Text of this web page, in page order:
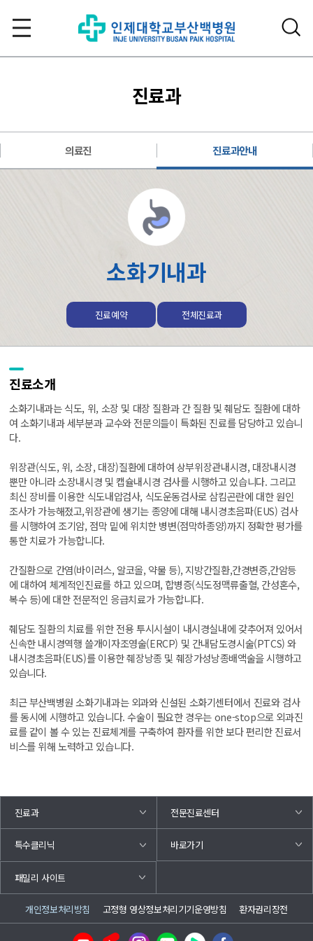
진료과
의료진 진료과안내
소화기내과
진료예약 전체진료과
진료소개
소화기내과는 식도, 위, 소장 및 대장 질환과 간 질환 및 췌담도 질환에 대하
여 소화기내과 세부분과 교수와 전문의들이 특화된 진료를 담당하고 있습니
다.
위장관(식도, 위, 소장, 대장)질환에 대하여 상부위장관내시경, 대장내시경
뿐만 아니라 소장내시경 및 캡슐내시경 검사를 시행하고 있습니다. 그리고
최신 장비를 이용한 식도내압검사, 식도운동검사로 삼킴곤란에 대한 원인
조사가 가능해졌고,위장관에 생기는 종양에 대해 내시경초음파(EUS) 검사
를 시행하여 조기암, 점막 밑에 위치한 병변(점막하종양)까지 정확한 평가를
통한 치료가 가능합니다.
간질환으로 간염(바이러스, 알코올, 약물 등), 지방간질환,간경변증,간암등
에 대하여 체계적인진료를 하고 있으며, 합병증(식도정맥류출혈, 간성혼수,
복수 등)에 대한 전문적인 응급치료가 가능합니다.
췌담도 질환의 치료를 위한 전용 투시시설이 내시경실내에 갖추어져 있어서
신속한 내시경역행 쓸개이자조영술(ERCP) 및 간내담도경시술(PTCS) 와
내시경초음파(EUS)를 이용한 췌장낭종 및 췌장가성낭종배액술을 시행하고
있습니다.
최근 부산백병원 소화기내과는 외과와 신설된 소화기센터에서 진료와 검사
를 동시에 시행하고 있습니다. 수술이 필요한 경우는 one-stop으로 외과진
료를 같이 볼 수 있는 진료체계를 구축하여 환자를 위한 보다 편리한 진료서
비스를 위해 노력하고 있습니다.
진료과 전문진료센터
특수클리닉 바로가기
패밀리 사이트
개인정보처리방침 고정형 영상정보처리기기운영방침 환자권리장전